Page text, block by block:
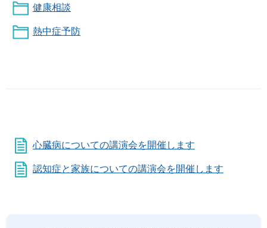
健康相談
熱中症予防
心臓病についての講演会を開催します
認知症と家族についての講演会を開催します